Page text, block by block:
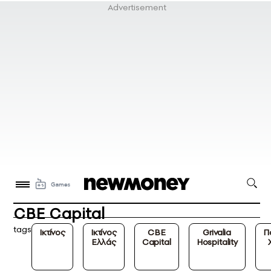
CBE Capital
tags Ικτίνος
Ικτίνος
Ελλάς
CBE
Capital
Grivalia
Hospitality